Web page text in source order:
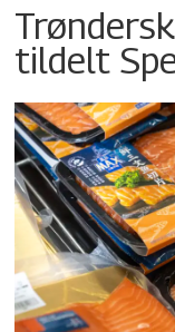
tildelt